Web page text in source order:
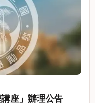
座」辦理公告